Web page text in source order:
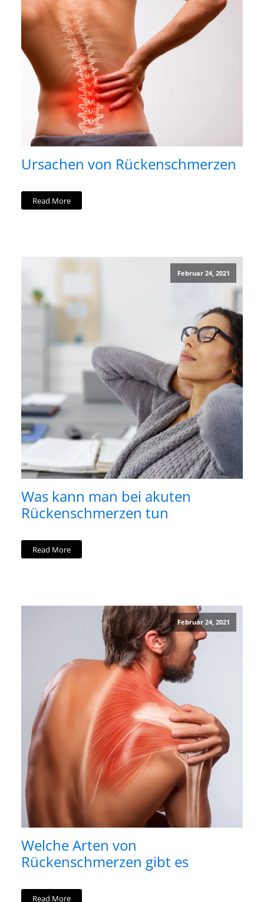
Ursachen von Rückenschmerzen
Read More
Februar 24, 2021
Was kann man bei akuten
Rückenschmerzen tun
Read More
Februar 24, 2021
Welche Arten von
Rückenschmerzen gibt es
Read More